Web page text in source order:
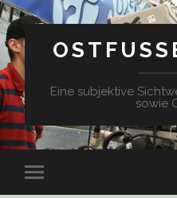
Eine subjektive
sowie